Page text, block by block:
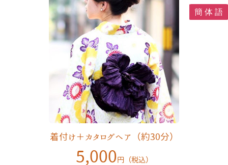
着付け＋カタログヘア（約30分）
5,000円（税込）
簡 体 語